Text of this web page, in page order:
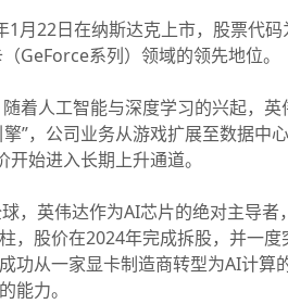
22日在纳斯达克上市，股票代码
GeForce系列）领域的领先地位。
人工智能与深度学习的兴起，英
”，公司业务从游戏扩展至数据中
始进入长期上升通道。
英伟达作为AI芯片的绝对主导者
，股价在2024年完成拆股，并一
功从一家显卡制造商转型为AI计算
能力。